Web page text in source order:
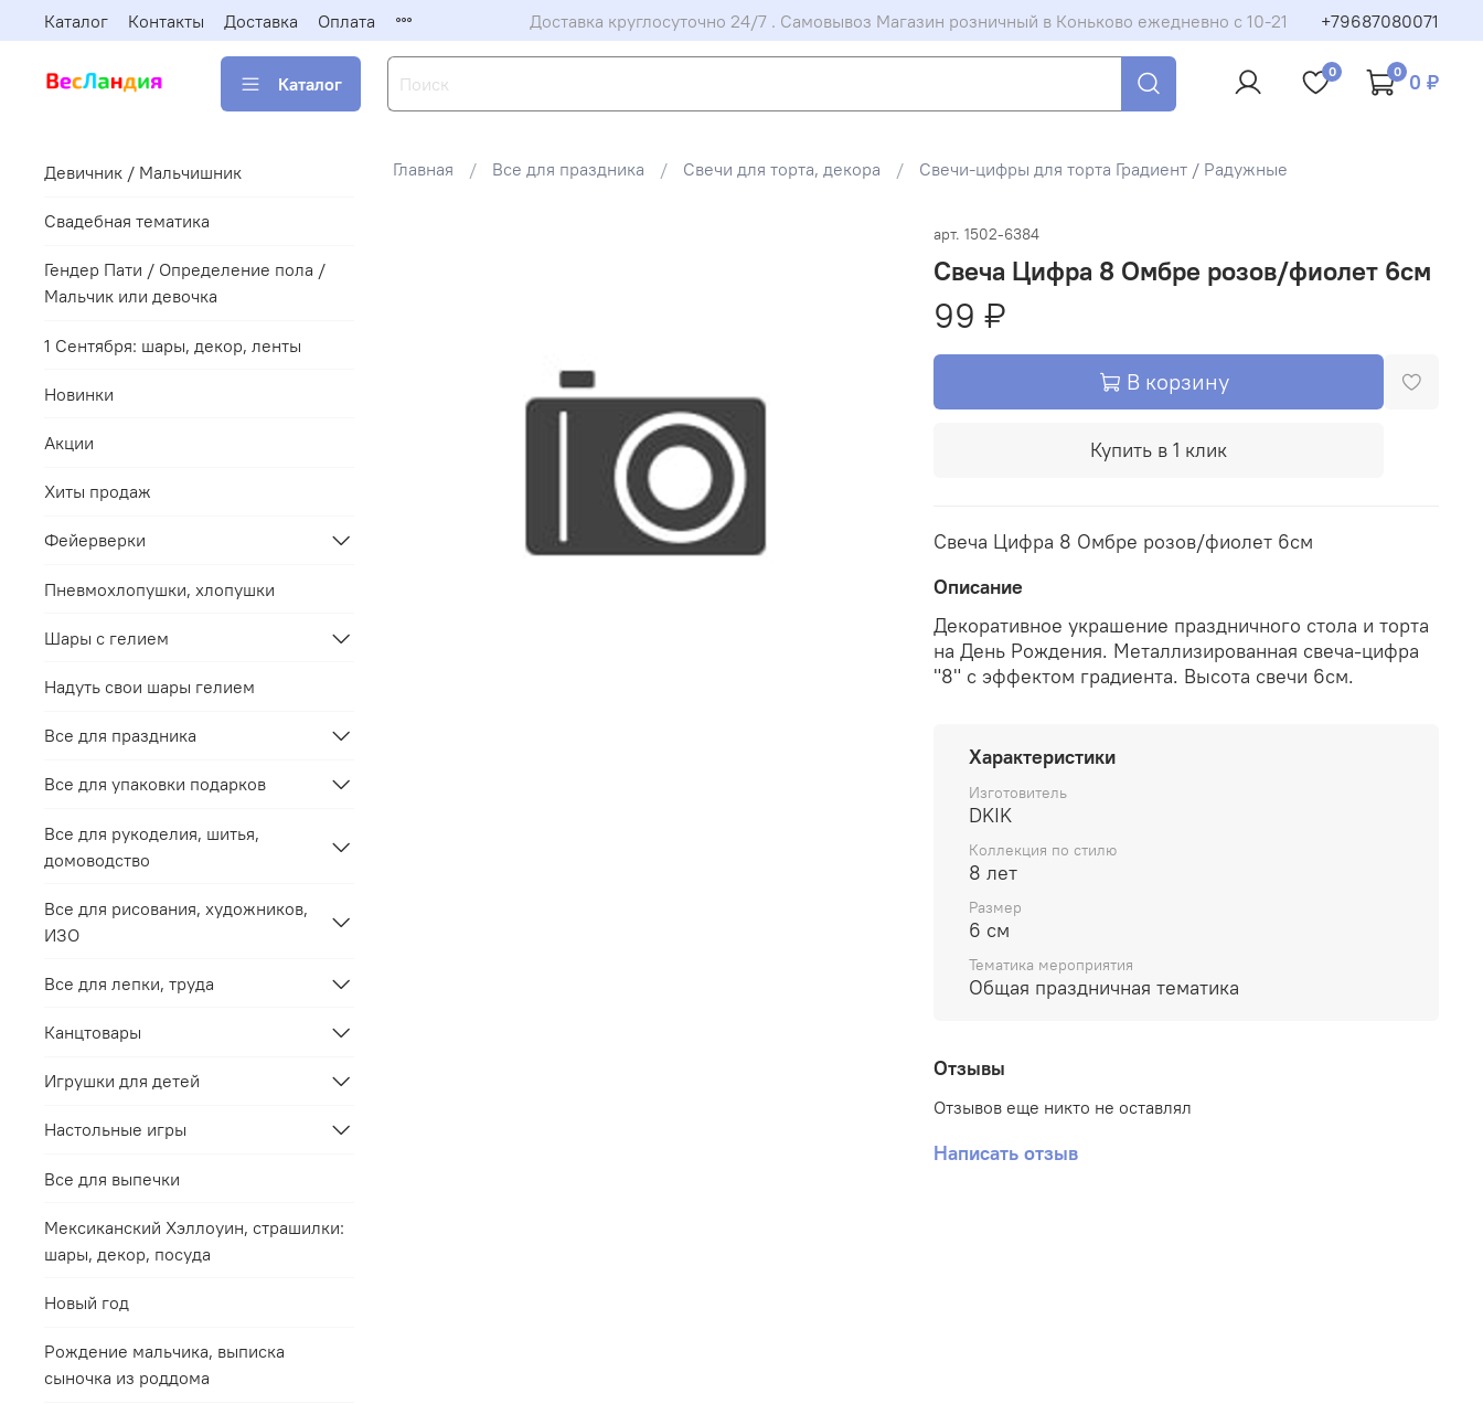
Каталог Контакты Доставка Оплата Доставка круглосуточно 24/7 . Самовывоз Магазин розничный в Коньково ежедневно с 10-21 +79687080071
Каталог
0 0 0 ₽
Главная Все для праздника Свечи для торта, декора Свечи-цифры для торта Градиент / Радужные
арт. 1502-6384
Свеча Цифра 8 Омбре розов/фиолет 6см
99 ₽
В корзину
Купить в 1 клик
Свеча Цифра 8 Омбре розов/фиолет 6см
Описание
Декоративное украшение праздничного стола и торта
на День Рождения. Металлизированная свеча-цифра
"8" с эффектом градиента. Высота свечи 6см.
Характеристики
Изготовитель
DKIK
Коллекция по стилю
8 лет
Размер
6 см
Тематика мероприятия
Общая праздничная тематика
Отзывы
Отзывов еще никто не оставлял
Написать отзыв
Девичник / Мальчишник
Свадебная тематика
Гендер Пати / Определение пола /
Мальчик или девочка
1 Сентября: шары, декор, ленты
Новинки
Акции
Хиты продаж
Фейерверки
Пневмохлопушки, хлопушки
Шары с гелием
Надуть свои шары гелием
Все для праздника
Все для упаковки подарков
Все для рукоделия, шитья,
домоводство
Все для рисования, художников,
ИЗО
Все для лепки, труда
Канцтовары
Игрушки для детей
Настольные игры
Все для выпечки
Мексиканский Хэллоуин, страшилки:
шары, декор, посуда
Новый год
Рождение мальчика, выписка
сыночка из роддома